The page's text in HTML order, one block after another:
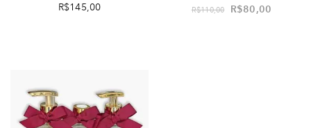
R$145,00 R$110,00 R$80,00